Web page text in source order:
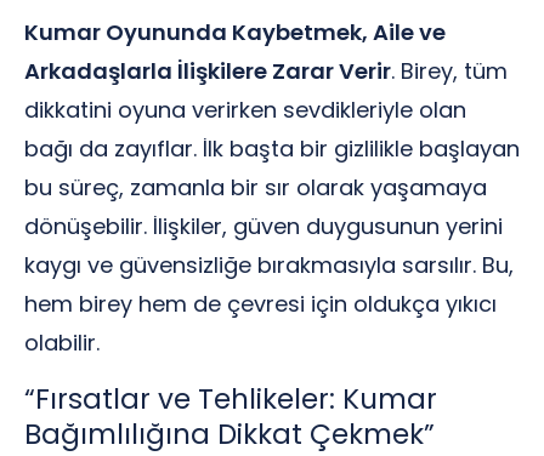
Kumar Oyununda Kaybetmek, Aile ve
Arkadaşlarla İlişkilere Zarar Verir. Birey, tüm
dikkatini oyuna verirken sevdikleriyle olan
bağı da zayıflar. İlk başta bir gizlilikle başlayan
bu süreç, zamanla bir sır olarak yaşamaya
dönüşebilir. İlişkiler, güven duygusunun yerini
kaygı ve güvensizliğe bırakmasıyla sarsılır. Bu,
hem birey hem de çevresi için oldukça yıkıcı
olabilir.
“Fırsatlar ve Tehlikeler: Kumar
Bağımlılığına Dikkat Çekmek”